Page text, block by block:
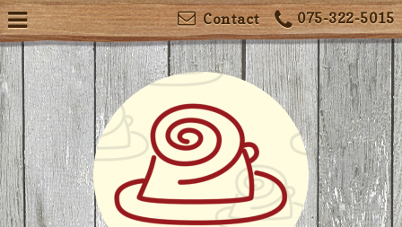
075-322-5015
Contact